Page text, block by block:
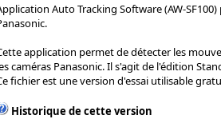
Auto Tracking Software (AW-
application permet de détecter les
caméras Panasonic. Il s'agit de l'édition
fichier est une version d'essai utilisable
Historique de cette version